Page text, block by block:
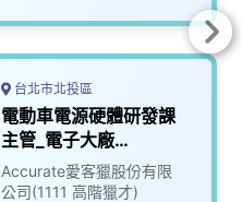
台北市北投區
電動車電源硬體研發課
主管_電子大廠
(3010017)
Accurate愛客獵股份有限
公司(1111 高階獵才)